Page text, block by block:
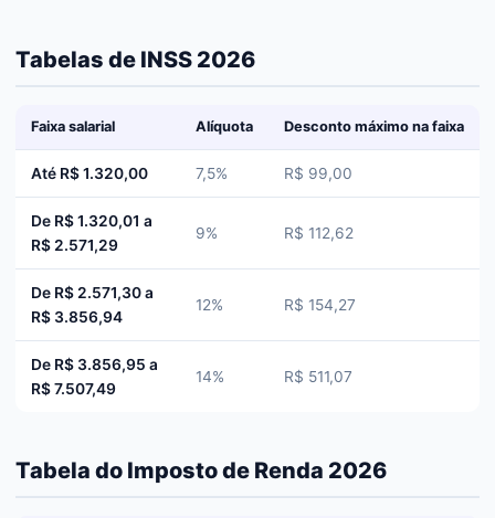
Tabelas de INSS 2026
Faixa salarial Alíquota Desconto máximo na faixa
Até R$ 1.320,00 7,5% R$ 99,00
De R$ 1.320,01 a
R$ 2.571,29
9% R$ 112,62
De R$ 2.571,30 a
R$ 3.856,94
12% R$ 154,27
De R$ 3.856,95 a
R$ 7.507,49
14% R$ 511,07
Tabela do Imposto de Renda 2026